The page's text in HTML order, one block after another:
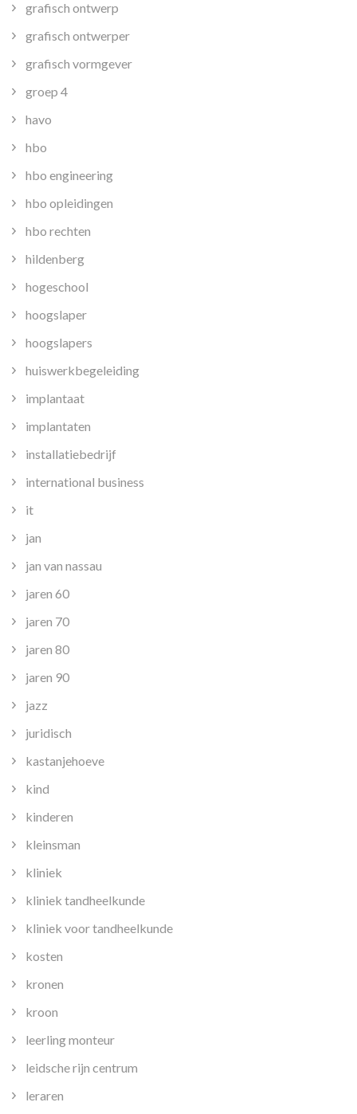
grafisch ontwerp
grafisch ontwerper
grafisch vormgever
groep 4
havo
hbo
hbo engineering
hbo opleidingen
hbo rechten
hildenberg
hogeschool
hoogslaper
hoogslapers
huiswerkbegeleiding
implantaat
implantaten
installatiebedrijf
international business
it
jan
jan van nassau
jaren 60
jaren 70
jaren 80
jaren 90
jazz
juridisch
kastanjehoeve
kind
kinderen
kleinsman
kliniek
kliniek tandheelkunde
kliniek voor tandheelkunde
kosten
kronen
kroon
leerling monteur
leidsche rijn centrum
leraren